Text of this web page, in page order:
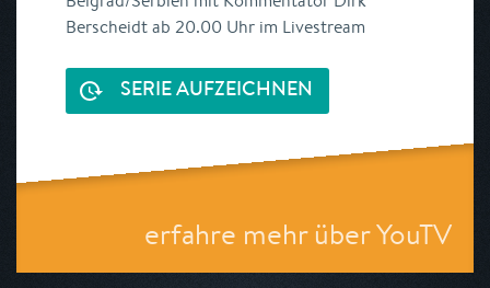
Berscheidt ab 20.00 Uhr im Livestream
SERIE AUFZEICHNEN
erfahre mehr über YouTV